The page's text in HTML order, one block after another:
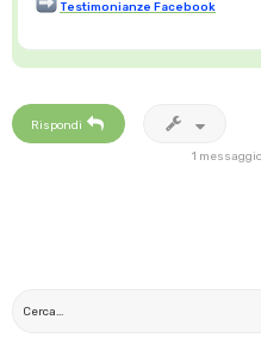
Testimonianze Facebook
Rispondi
1